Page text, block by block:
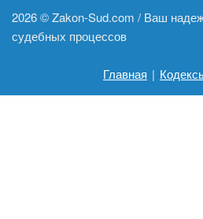
2026 ©Zakon-Sud.com / Ваш
судебных процессов
Главная |